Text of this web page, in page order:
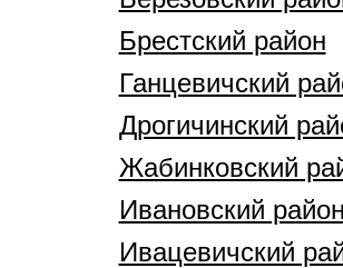
Брестский район
Ганцевичский
Дрогичинский
Жабинковский
Ивановский район
Ивацевичский